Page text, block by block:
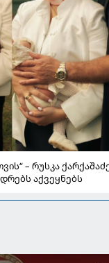
– რუსკა
აქვეყნებს